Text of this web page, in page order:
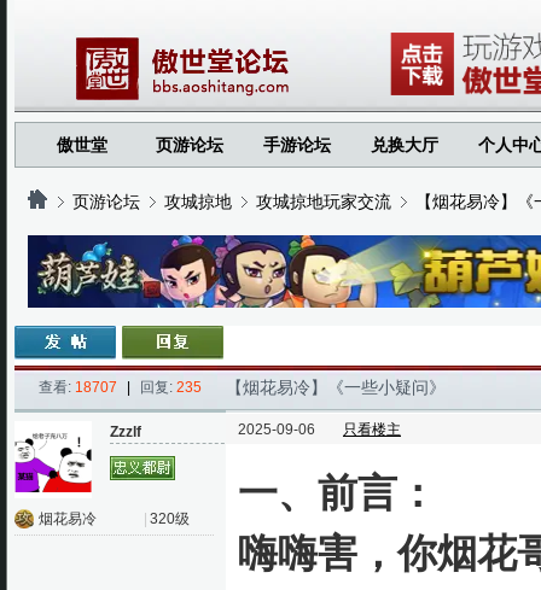
傲世堂 页游论坛 手游论坛 兑换大厅 个人中
页游论坛
›
攻城掠地
›
攻城掠地玩家交流
›
【烟花易冷】
查看: 18707 回复: 235 【烟花易冷】《一些小疑问》
Zzzlf
烟花易冷 320级
2025-09-06 只看楼主
一、前言：
嗨嗨害，你烟花